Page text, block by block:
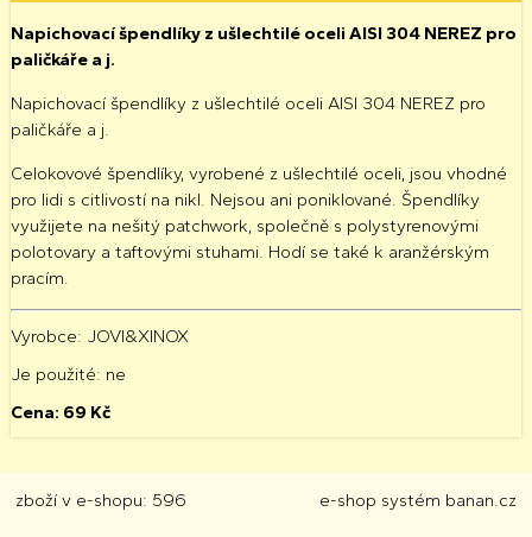
Napichovací špendlíky z ušlechtilé oceli AISI 304 NEREZ pro
paličkáře a j.
Napichovací špendlíky z ušlechtilé oceli AISI 304 NEREZ pro
paličkáře a j.
Celokovové špendlíky, vyrobené z ušlechtilé oceli, jsou vhodné
pro lidi s citlivostí na nikl. Nejsou ani poniklované. Špendlíky
využijete na nešitý patchwork, společně s polystyrenovými
polotovary a taftovými stuhami. Hodí se také k aranžérským
pracím.
Vyrobce: JOVI&XINOX
Je použité: ne
Cena: 69 Kč
zboží v e-shopu: 596 e-shop systém banan.cz